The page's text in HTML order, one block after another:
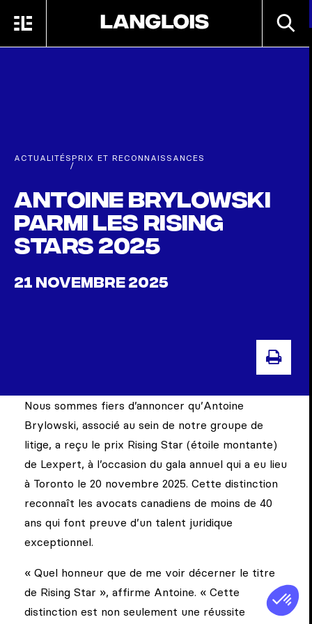
MENU
ACTUALITÉS
/
PRIX ET RECONNAISSANCES
Antoine Brylowski
parmi les Rising
Stars 2025
21 NOVEMBRE 2025
Nous sommes fiers d’annoncer qu’Antoine
Brylowski, associé au sein de notre groupe de
litige, a reçu le prix Rising Star (étoile montante)
de Lexpert, à l’occasion du gala annuel qui a eu lieu
à Toronto le 20 novembre 2025. Cette distinction
reconnaît les avocats canadiens de moins de 40
ans qui font preuve d’un talent juridique
exceptionnel.
« Quel honneur que de me voir décerner le titre
de Rising Star », affirme Antoine. « Cette
distinction est non seulement une réussite